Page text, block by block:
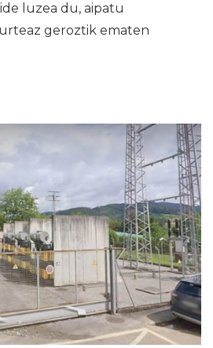
luzea du, aipatu
geroztik ematen